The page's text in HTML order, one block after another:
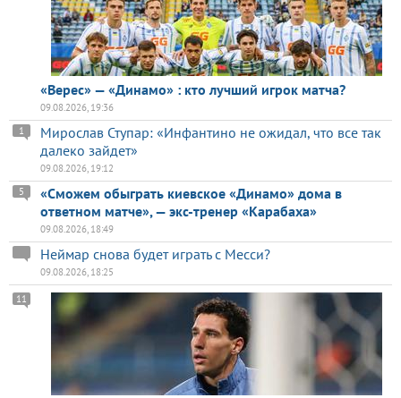
«Верес» — «Динамо» : кто лучший игрок матча?
09.08.2026, 19:36
Мирослав Ступар: «Инфантино не ожидал, что все так
далеко зайдет»
1
09.08.2026, 19:12
«Сможем обыграть киевское «Динамо» дома в
ответном матче», — экс-тренер «Карабаха»
5
09.08.2026, 18:49
Неймар снова будет играть с Месси?
09.08.2026, 18:25
11